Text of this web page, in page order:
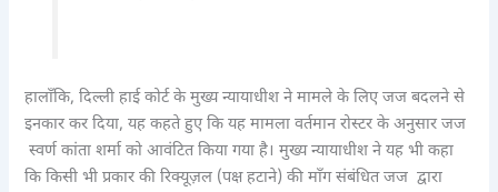
हालाँकि, दिल्ली हाई कोर्ट के मुख्य न्यायाधीश ने मामले के लिए जज बदलने से
इनकार कर दिया, यह कहते हुए कि यह मामला वर्तमान रोस्टर के अनुसार जज
स्वर्ण कांता शर्मा को आवंटित किया गया है। मुख्य न्यायाधीश ने यह भी कहा
कि किसी भी प्रकार की रिक्यूज़ल (पक्ष हटाने) की माँग संबंधित जज द्वारा